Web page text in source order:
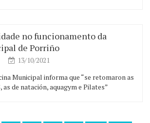
no funcionamento da
de Porriño
13/10/2021
Municipal informa que “se retomaron as
as de natación, aquagym e Pilates”